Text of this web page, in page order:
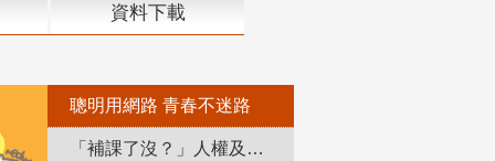
資料下載
聰明用網路 青春不迷路
「補課了沒？」人權及轉型正義教育專區